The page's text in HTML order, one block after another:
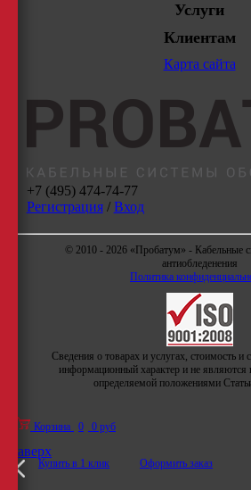
Услуги
Клиентам
Карта сайта
+7 (495) 474-74-77
Регистрация/ Вход
© 2010 - 2026 «Пробатум» - Кабельные
антиобледенения
Политика
Сведения о товарах и услугах, стоимость и
информационный характер и не являются
определяемой положениями
Корзина 0 0 руб
Купить в 1 клик Оформить заказ
Наверх